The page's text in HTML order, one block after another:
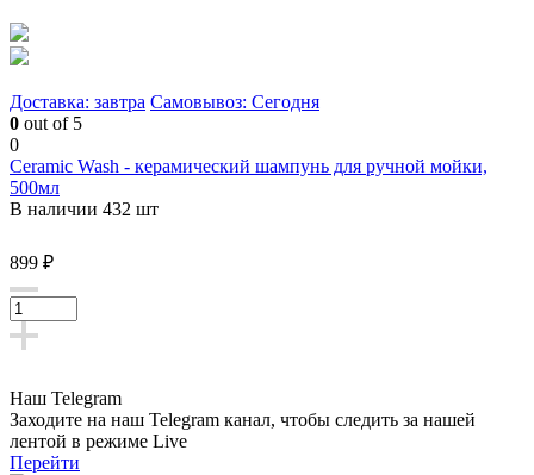
Доставка: завтра Самовывоз: Сегодня
0 out of 5
0
Ceramic Wash - керамический шампунь для ручной мойки,
500мл
В наличии 432 шт
899 ₽
Наш Telegram
Заходите на наш Telegram канал, чтобы следить за нашей
лентой в режиме Live
Перейти